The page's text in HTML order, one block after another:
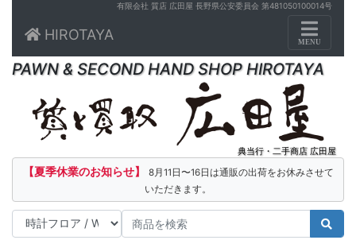
有限会社 質店 広田屋 長野県公安委員会 第481050100014号
HIROTAYA
Toggle
MENU
PAWN & SECOND HAND SHOP HIROTAYA
典当行・二手商店 広田屋
【夏季休業のお知らせ】
8月11日〜16日は通販の出荷をお休みさせて
いただきます。